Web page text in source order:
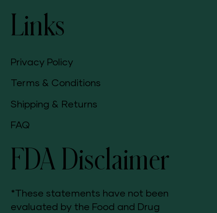
FDA Disclaimer
*These statements have not been
evaluated by the Food and Drug
Links
Privacy Policy
Terms & Conditions
Shipping & Returns
FAQ